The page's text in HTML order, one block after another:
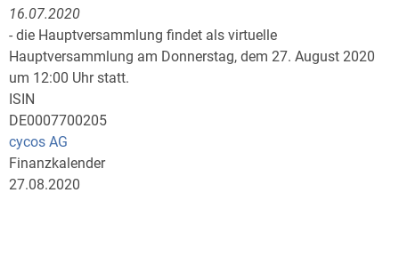
16.07.2020
- die Hauptversammlung findet als virtuelle
Hauptversammlung am Donnerstag, dem 27. August 2020
um 12:00 Uhr statt.
ISIN
DE0007700205
cycos AG
Finanzkalender
27.08.2020